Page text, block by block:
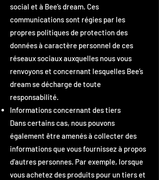
social et à Bee’s dream. Ces
communications sont régies par les
propres politiques de protection des
données à caractère personnel de ces
réseaux sociaux auxquelles nous vous
renvoyons et concernant lesquelles Bee’s
dream se décharge de toute
responsabilité.
Informations concernant des tiers
Dans certains cas, nous pouvons
également être amenés à collecter des
informations que vous fournissez à propos
d'autres personnes. Par exemple, lorsque
vous achetez des produits pour un tiers et